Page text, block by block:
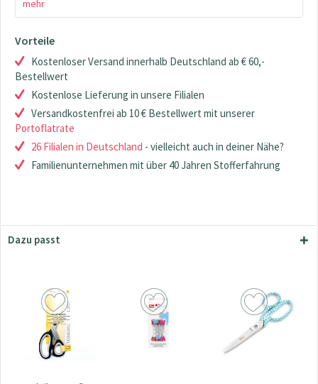
mehr
Vorteile
Kostenloser Versand innerhalb Deutschland ab € 60,-
Bestellwert
Kostenlose Lieferung in unsere Filialen
Versandkostenfrei ab 10 € Bestellwert mit unserer
Portoflatrate
26 Filialen in Deutschland - vielleicht auch in deiner Nähe?
Familienunternehmen mit über 40 Jahren Stofferfahrung
Dazu passt